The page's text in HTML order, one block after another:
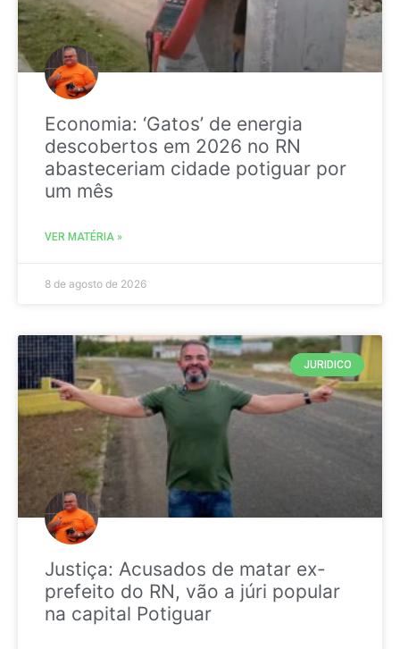
Economia: ‘Gatos’ de energia
descobertos em 2026 no RN
abasteceriam cidade potiguar por
um mês
VER MATÉRIA »
8 de agosto de 2026
JURIDICO
Justiça: Acusados de matar ex-
prefeito do RN, vão a júri popular
na capital Potiguar